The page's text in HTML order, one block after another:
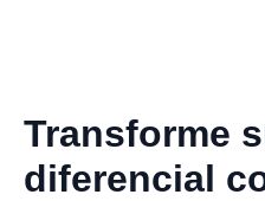
Transforme
diferencial